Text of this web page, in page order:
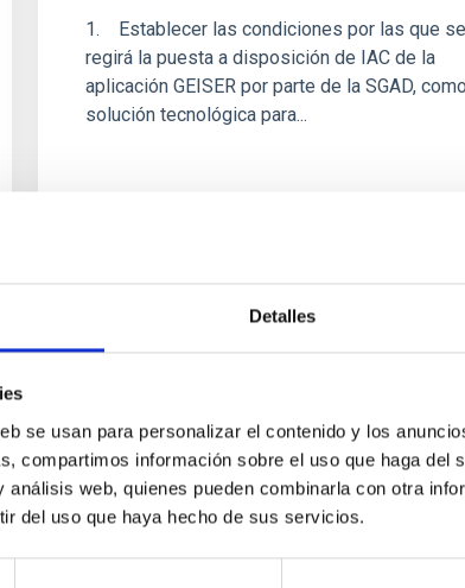
Detalles
se usan para personalizar el contenido y los
compartimos información sobre el uso que haga del
análisis web, quienes pueden combinarla con otra
del uso que haya hecho de sus servicios.
1. Establecer las condiciones por las que se
regirá la puesta a disposición de IAC de la
aplicación GEISER por parte de la SGAD, como
solución tecnológica para...